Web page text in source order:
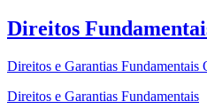
Direitos
Direitos e Garantias Fundamentais
Direitos e Garantias Fundamentais